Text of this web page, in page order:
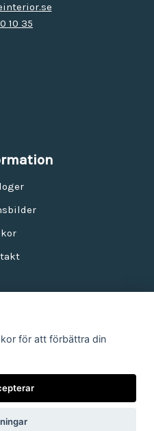
10 35
för att förbättra din